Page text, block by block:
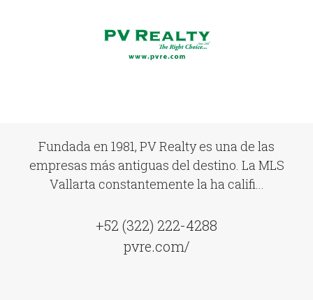
Fundada en 1981, PV Realty es una de las
empresas más antiguas del destino. La MLS
Vallarta constantemente la ha califi...
+52 (322) 222-4288
pvre.com/